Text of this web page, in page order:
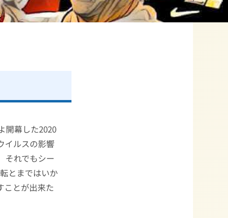
開幕した2020
イルスの影響
それでもシー
とまではいか
ことが出来た